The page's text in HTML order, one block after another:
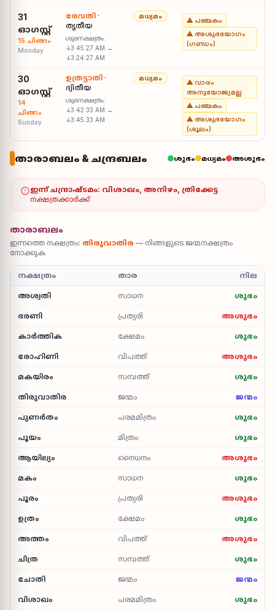
31
ഓഗസ്റ്റ്
15 ചിങ്ങം
Monday
രേവതി ·
തൃതീയ
ശുഭനക്ഷത്രം:
↓3:45:27 AM →
↓3:24:27 AM
മധ്യമം
⚠ പഞ്ചകം
⚠ അശുഭയോഗം
(ഗണ്ഡം)
30
ഓഗസ്റ്റ്
14
ചിങ്ങം
Sunday
ഉത്രട്ടാതി ·
ദ്വിതീയ
ശുഭനക്ഷത്രം:
↓3:42:33 AM →
↓3:45:33 AM
മധ്യമം
⚠ വാരം
അനുയോജ്യമല്ല
⚠ പഞ്ചകം
⚠ അശുഭയോഗം
(ശൂലം)
താരാബലം & ചന്ദ്രബലം ശുഭം മധ്യമം അശുഭം
ഇന്ന് ചന്ദ്രാഷ്ടമം: വിശാഖം, അനിഴം, ത്രിക്കേട്ട
നക്ഷത്രക്കാർക്ക്
താരാബലം
ഇന്നത്തെ നക്ഷത്രം: തിരുവാതിര — നിങ്ങളുടെ ജന്മനക്ഷത്രം
നോക്കുക
നക്ഷത്രം താര നില
അശ്വതി സാധന ശുഭം
ഭരണി പ്രത്യരി അശുഭം
കാർത്തിക ക്ഷേമം ശുഭം
രോഹിണി വിപത്ത് അശുഭം
മകയിരം സമ്പത്ത് ശുഭം
തിരുവാതിര ജന്മം ജന്മം
പുണർതം പരമമിത്രം ശുഭം
പൂയം മിത്രം ശുഭം
ആയില്യം നൈധനം അശുഭം
മകം സാധന ശുഭം
പൂരം പ്രത്യരി അശുഭം
ഉത്രം ക്ഷേമം ശുഭം
അത്തം വിപത്ത് അശുഭം
ചിത്ര സമ്പത്ത് ശുഭം
ചോതി ജന്മം ജന്മം
വിശാഖം പരമമിത്രം ശുഭം